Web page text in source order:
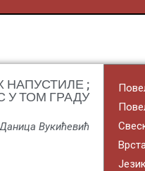
НАПУСТИЛЕ ;
У ТОМ ГРАДУ
Даница Вукићевић